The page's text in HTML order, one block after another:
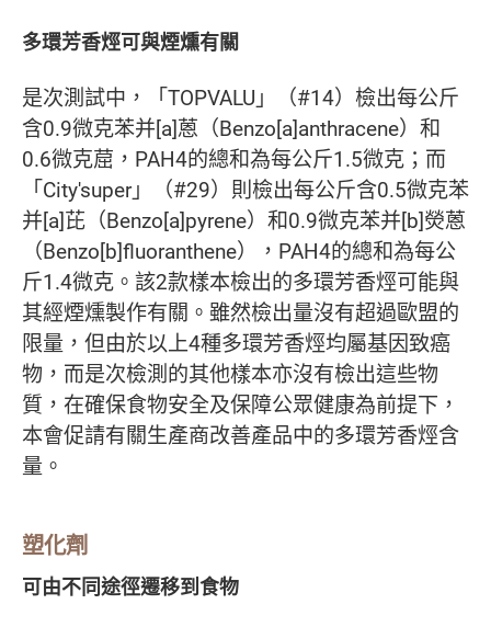
多環芳香烴可與煙燻有關
是次測試中，「TOPVALU」（#14）檢出每公斤
含0.9微克苯并[a]蒽（Benzo[a]anthracene）和
0.6微克䓛，PAH4的總和為每公斤1.5微克；而
「City'super」（#29）則檢出每公斤含0.5微克苯
并[a]芘（Benzo[a]pyrene）和0.9微克苯并[b]熒蒽
（Benzo[b]fluoranthene），PAH4的總和為每公
斤1.4微克。該2款樣本檢出的多環芳香烴可能與
其經煙燻製作有關。雖然檢出量沒有超過歐盟的
限量，但由於以上4種多環芳香烴均屬基因致癌
物，而是次檢測的其他樣本亦沒有檢出這些物
質，在確保食物安全及保障公眾健康為前提下，
本會促請有關生產商改善產品中的多環芳香烴含
量。
塑化劑
可由不同途徑遷移到食物